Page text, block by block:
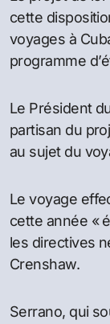
cette
voyages à
programme
Le Président
partisan du
au sujet du
Le voyage
cette année «
les directives
Crenshaw.
Serrano, qui